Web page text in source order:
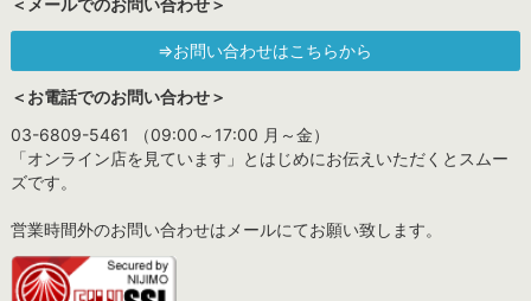
⇒お問い合わせはこちらから
＜お電話でのお問い合わせ＞
03-6809-5461 （09:00～17:00 月～金）
「オンライン店を見ています」とはじめにお伝えいただくとスムー
ズです。
営業時間外のお問い合わせはメールにてお願い致します。